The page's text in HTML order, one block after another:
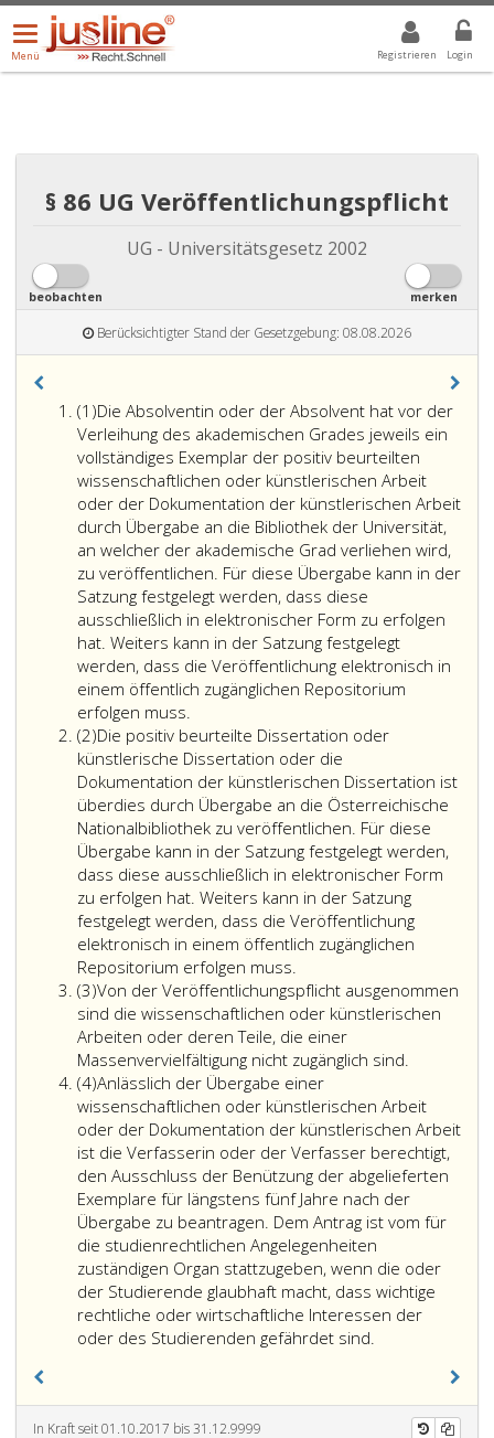
Registrieren Login
Menü
öffnen/schließen
Menü
ALLE DROPDOWN: GEWÄHLTER WERT IST ALLE
§ 86 UG Veröffentlichungspflicht
UG - Universitätsgesetz 2002
beobachten merken
Berücksichtigter Stand der Gesetzgebung: 08.08.2026
(1)Absatz
eins
Die Absolventin oder der Absolvent hat vor der
Verleihung des akademischen Grades jeweils ein
vollständiges Exemplar der positiv beurteilten
wissenschaftlichen oder künstlerischen Arbeit
oder der Dokumentation der künstlerischen Arbeit
durch Übergabe an die Bibliothek der Universität,
an welcher der akademische Grad verliehen wird,
zu veröffentlichen. Für diese Übergabe kann in der
Satzung festgelegt werden, dass diese
ausschließlich in elektronischer Form zu erfolgen
hat. Weiters kann in der Satzung festgelegt
werden, dass die Veröffentlichung elektronisch in
einem öffentlich zugänglichen Repositorium
erfolgen muss.
(2)Absatz
2
Die positiv beurteilte Dissertation oder
künstlerische Dissertation oder die
Dokumentation der künstlerischen Dissertation ist
überdies durch Übergabe an die Österreichische
Nationalbibliothek zu veröffentlichen. Für diese
Übergabe kann in der Satzung festgelegt werden,
dass diese ausschließlich in elektronischer Form
zu erfolgen hat. Weiters kann in der Satzung
festgelegt werden, dass die Veröffentlichung
elektronisch in einem öffentlich zugänglichen
Repositorium erfolgen muss.
(3)Absatz
3
Von der Veröffentlichungspflicht ausgenommen
sind die wissenschaftlichen oder künstlerischen
Arbeiten oder deren Teile, die einer
Massenvervielfältigung nicht zugänglich sind.
(4)Absatz
4
Anlässlich der Übergabe einer
wissenschaftlichen oder künstlerischen Arbeit
oder der Dokumentation der künstlerischen Arbeit
ist die Verfasserin oder der Verfasser berechtigt,
den Ausschluss der Benützung der abgelieferten
Exemplare für längstens fünf Jahre nach der
Übergabe zu beantragen. Dem Antrag ist vom für
die studienrechtlichen Angelegenheiten
zuständigen Organ stattzugeben, wenn die oder
der Studierende glaubhaft macht, dass wichtige
rechtliche oder wirtschaftliche Interessen der
oder des Studierenden gefährdet sind.
In Kraft seit 01.10.2017 bis 31.12.9999